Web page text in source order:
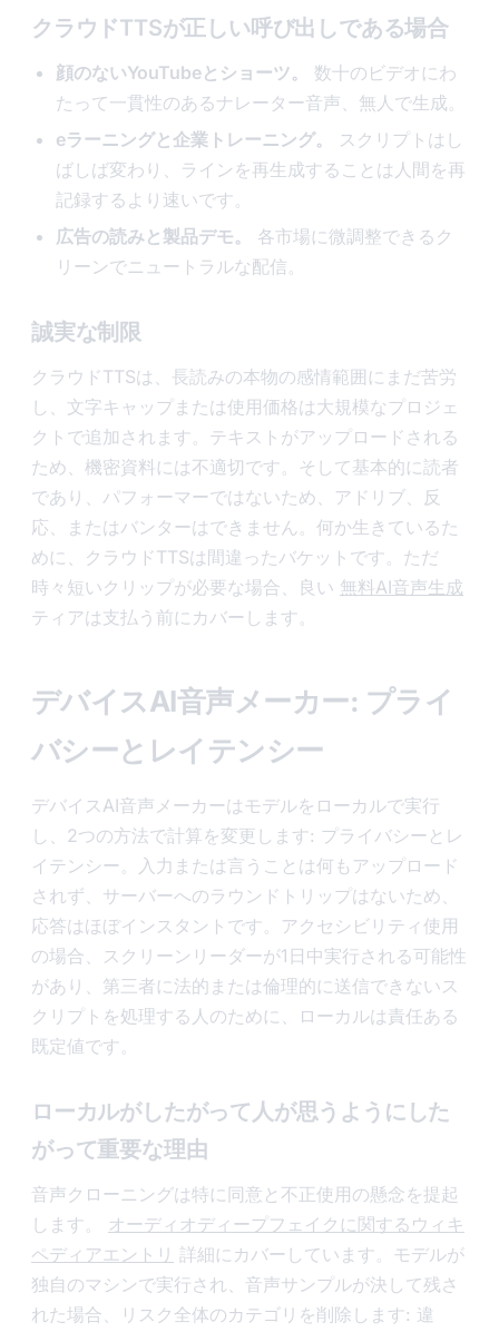
クラウドTTSが正しい呼び出しである場合
顔のないYouTubeとショーツ。
数十のビデオにわ
たって一貫性のあるナレーター音声、無人で生成。
eラーニングと企業トレーニング。
スクリプトはし
ばしば変わり、ラインを再生成することは人間を再
記録するより速いです。
広告の読みと製品デモ。
各市場に微調整できるク
リーンでニュートラルな配信。
誠実な制限
クラウドTTSは、長読みの本物の感情範囲にまだ苦労
し、文字キャップまたは使用価格は大規模なプロジェ
クトで追加されます。テキストがアップロードされる
ため、機密資料には不適切です。そして基本的に読者
であり、パフォーマーではないため、アドリブ、反
応、またはバンターはできません。何か生きているた
めに、クラウドTTSは間違ったバケットです。ただ
時々短いクリップが必要な場合、良い 無料AI音声生成
ティアは支払う前にカバーします。
デバイスAI音声メーカー: プライ
バシーとレイテンシー
デバイスAI音声メーカーはモデルをローカルで実行
し、2つの方法で計算を変更します: プライバシーとレ
イテンシー。入力または言うことは何もアップロード
されず、サーバーへのラウンドトリップはないため、
応答はほぼインスタントです。アクセシビリティ使用
の場合、スクリーンリーダーが1日中実行される可能性
があり、第三者に法的または倫理的に送信できないス
クリプトを処理する人のために、ローカルは責任ある
既定値です。
ローカルがしたがって人が思うようにした
がって重要な理由
音声クローニングは特に同意と不正使用の懸念を提起
します。 オーディオディープフェイクに関するウィキ
ペディアエントリ 詳細にカバーしています。モデルが
独自のマシンで実行され、音声サンプルが決して残さ
れた場合、リスク全体のカテゴリを削除します: 違